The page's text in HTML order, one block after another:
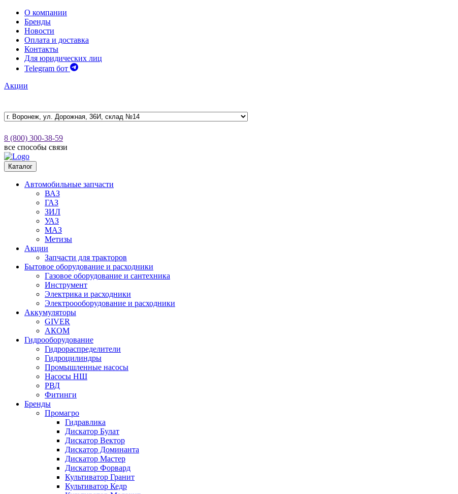
О компании
Бренды
Новости
Оплата и доставка
Контакты
Для юридических лиц
Telegram бот
Акции
8 (800) 300-38-59
все способы связи
Каталог
Автомобильные запчасти
ВАЗ
ГАЗ
ЗИЛ
УАЗ
МАЗ
Метизы
Акции
Запчасти для тракторов
Бытовое оборудование и расходники
Газовое оборудование и сантехника
Инструмент
Электрика и расходники
Электроооборудование и расходники
Аккумуляторы
GIVER
АКОМ
Гидрооборудование
Гидрораспределители
Гидроцилиндры
Промышленные насосы
Насосы НШ
РВД
Фитинги
Бренды
Промагро
Гидравлика
Дискатор Булат
Дискатор Вектор
Дискатор Доминанта
Дискатор Мастер
Дискатор Форвард
Культиватор Гранит
Культиватор Кедр